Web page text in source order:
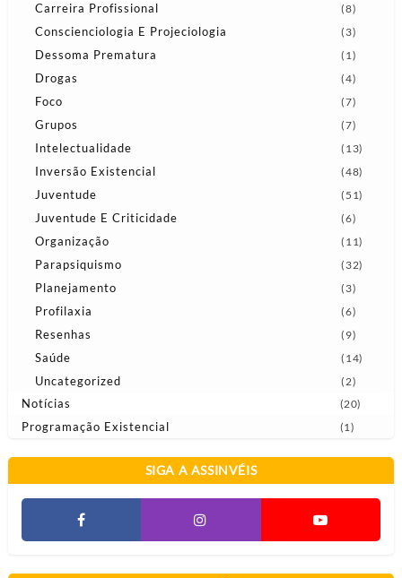
Carreira Profissional (8)
Conscienciologia E Projeciologia (3)
Dessoma Prematura (1)
Drogas (4)
Foco (7)
Grupos (7)
Intelectualidade (13)
Inversão Existencial (48)
Juventude (51)
Juventude E Criticidade (6)
Organização (11)
Parapsiquismo (32)
Planejamento (3)
Profilaxia (6)
Resenhas (9)
Saúde (14)
Uncategorized (2)
Notícias (20)
Programação Existencial (1)
SIGA A ASSINVÉIS